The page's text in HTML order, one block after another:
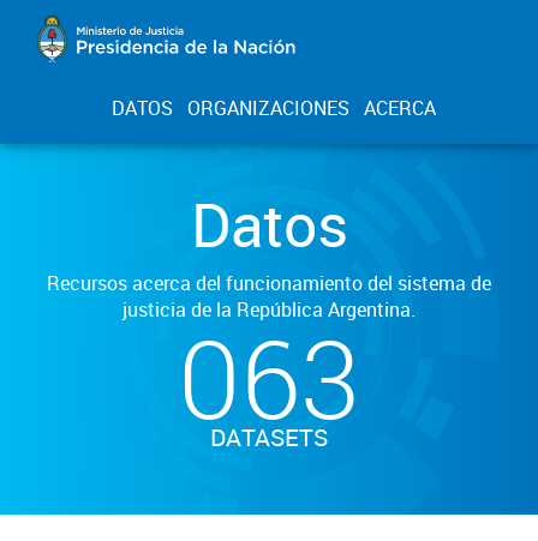
DATOS ORGANIZACIONES ACERCA
Datos
Recursos acerca del funcionamiento del sistema de
justicia de la República Argentina.
063
DATASETS